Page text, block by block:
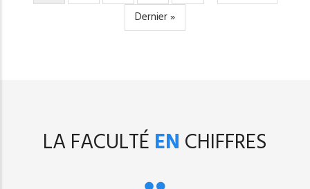
courante
suivante
Dernière
page
Dernier »
LA FACULTÉ EN CHIFFRES